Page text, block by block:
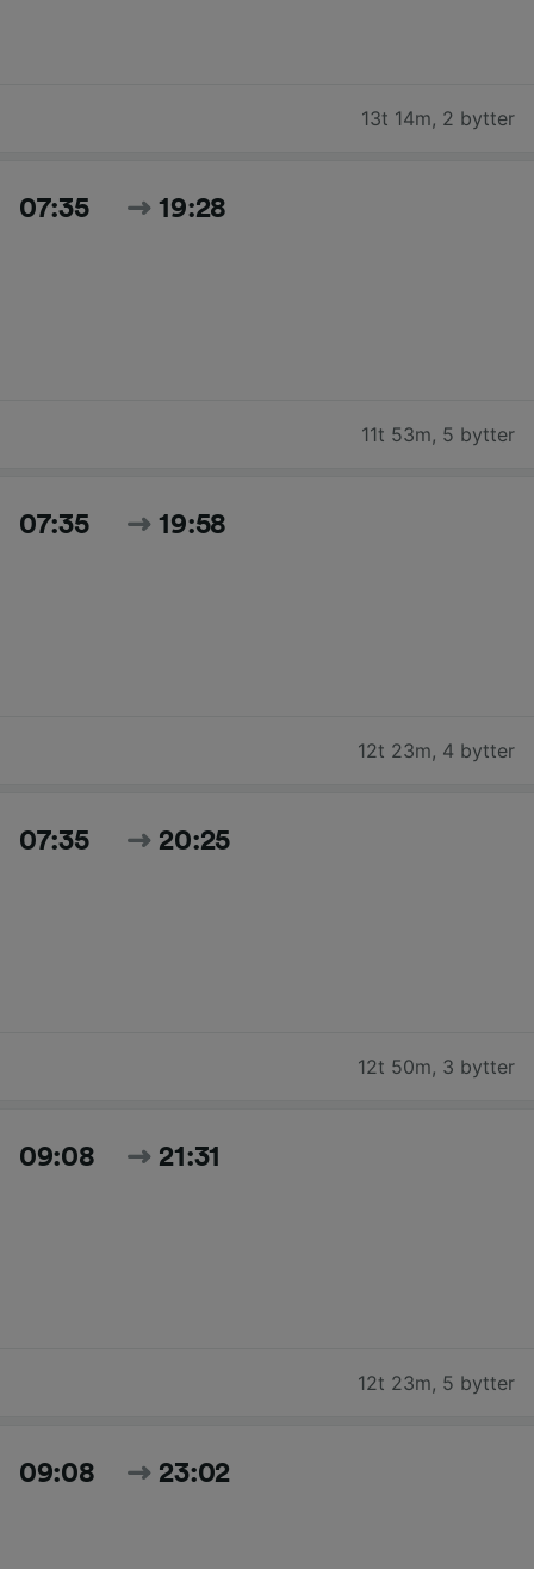
13t 14m, 2 bytter
07:35 19:28
11t 53m, 5 bytter
07:35 19:58
12t 23m, 4 bytter
07:35 20:25
12t 50m, 3 bytter
09:08 21:31
12t 23m, 5 bytter
09:08 23:02